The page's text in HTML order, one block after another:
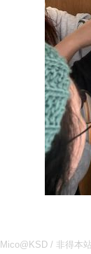
Mico@KSD / 非得本